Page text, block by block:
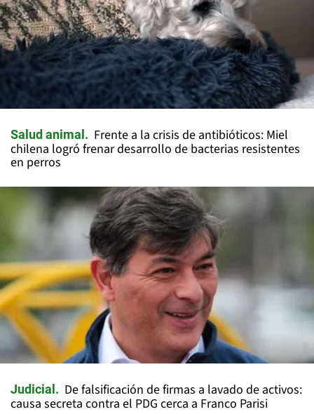
Salud animal
Frente a la crisis de antibióticos: Miel
chilena logró frenar desarrollo de bacterias resistentes
en perros
Judicial
De falsificación de firmas a lavado de activos:
causa secreta contra el PDG cerca a Franco Parisi